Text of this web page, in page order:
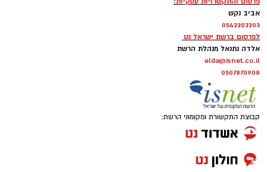
אביב נקש
0542203203
לפרסום ברשת ישראל נט
אלדה נתנאל מנהלת הרשת
elda@isnet.co.il
0507870908
קבוצת התקשורת ומקומוני הרשת: